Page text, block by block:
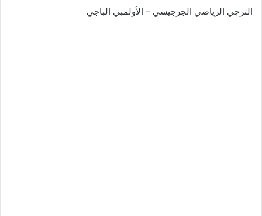
الترجي الرياضي الجرجيسي – الأولمبي الباجي